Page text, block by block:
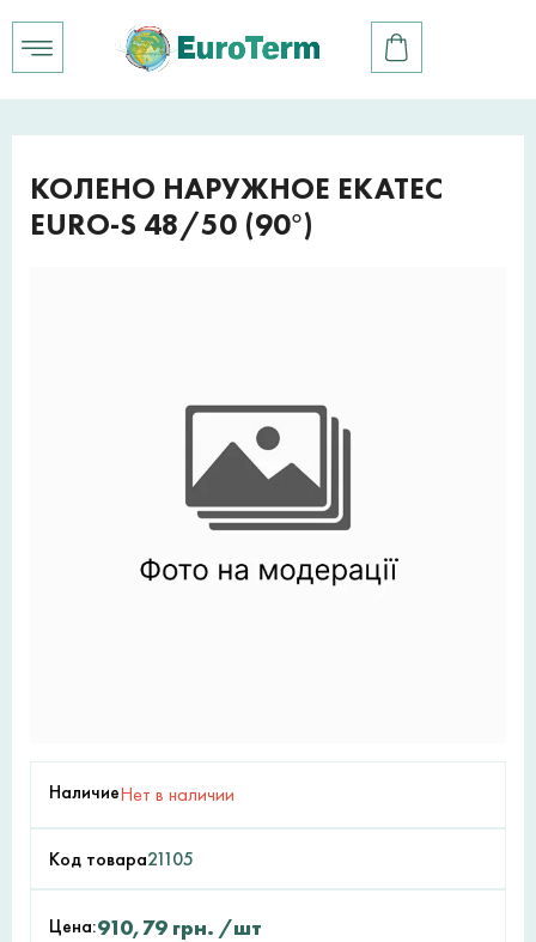
КОЛЕНО НАРУЖНОЕ EKATEC
EURO-S 48/50 (90°)
НаличиеНет в наличии
Код товара21105
Цена:910,79 грн. /шт